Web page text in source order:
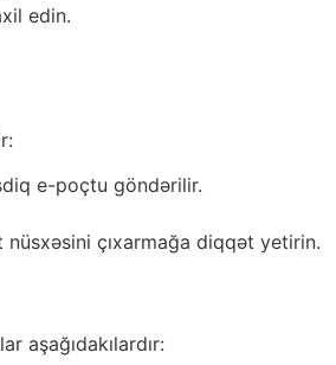
edin.
e-poçtu göndərilir.
nüsxəsini çıxarmağa diqqət yetirin.
aşağıdakılardır: